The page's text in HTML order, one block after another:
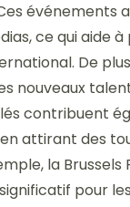
événements
ce qui aide
De
nouveaux
contribuent
attirant des
la Brussels
pour